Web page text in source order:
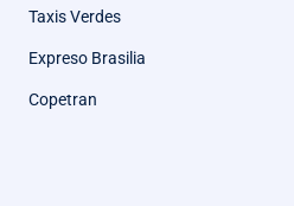
Taxis Verdes
Expreso Brasilia
Copetran